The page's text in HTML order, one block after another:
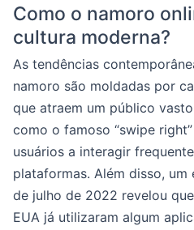
Como o namoro
cultura moderna?
As tendências
namoro são moldadas por
que atraem um público
como o famoso “swipe
usuários a interagir
plataformas. Além disso, um
de julho de 2022 revelou
EUA já utilizaram algum